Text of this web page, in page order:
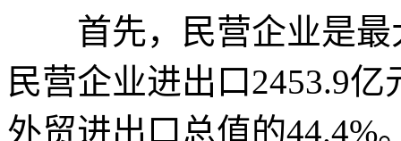
首先，民营企业是最
民营企业进出口2453.9
外贸进出口总值的44.4%